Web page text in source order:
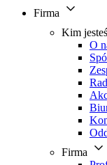
Firma
Kim
O
Firma